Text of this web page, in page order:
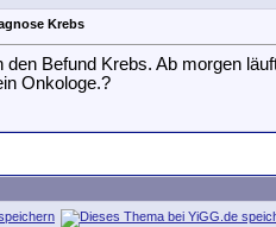
Krebs
den Befund Krebs. Ab morgen
Onkologe.?